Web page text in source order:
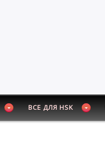
ВСЕ ДЛЯ HSK